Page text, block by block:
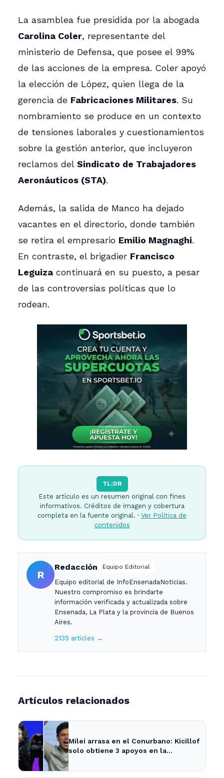
La asamblea fue presidida por la abogada
Carolina Coler, representante del
ministerio de Defensa, que posee el 99%
de las acciones de la empresa. Coler apoyó
la elección de López, quien llega de la
gerencia de Fabricaciones Militares. Su
nombramiento se produce en un contexto
de tensiones laborales y cuestionamientos
sobre la gestión anterior, que incluyeron
reclamos del Sindicato de Trabajadores
Aeronáuticos (STA).
Además, la salida de Manco ha dejado
vacantes en el directorio, donde también
se retira el empresario Emilio Magnaghi.
En contraste, el brigadier Francisco
Leguiza continuará en su puesto, a pesar
de las controversias políticas que lo
rodean.
TL;DR
Este artículo es un resumen original con fines
informativos. Créditos de imagen y cobertura
completa en la fuente original. · Ver Política de
contenidos
R
Redacción Equipo Editorial
Equipo editorial de InfoEnsenadaNoticias.
Nuestro compromiso es brindarte
información verificada y actualizada sobre
Ensenada, La Plata y la provincia de Buenos
Aires.
2135 articles →
Artículos relacionados
Milei arrasa en el Conurbano: Kicillof
solo obtiene 3 apoyos en la